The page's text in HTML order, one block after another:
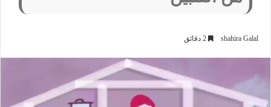
shahira Galal